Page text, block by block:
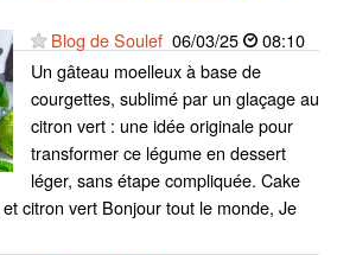
Blog de Soulef 06/03/25
08:10
Un gâteau moelleux à base de
courgettes, sublimé par un glaçage au
citron vert : une idée originale pour
transformer ce légume en dessert
léger, sans étape compliquée. Cake
citron vert Bonjour tout le monde, Je